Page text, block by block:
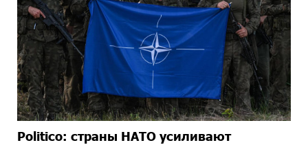
Politico: страны НАТО усиливают